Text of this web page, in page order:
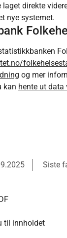
laget direkte
nye systemet.
og mer
kan hente ut data
Siste
til innholdet